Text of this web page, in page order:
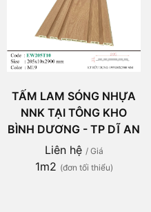
TẤM LAM SÓNG NHỰA
NNK TẠI TÔNG KHO
BÌNH DƯƠNG - TP DĨ AN
Liên hệ / Giá
1m2 (đơn tối thiểu)